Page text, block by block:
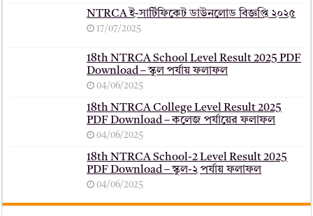
NTRCA ই-সার্টিফিকেট ডাউনলোড বিজ্ঞপ্তি ২০২৫
17/07/2025
18th NTRCA School Level Result 2025 PDF
Download – স্কুল পর্যায় ফলাফল
04/06/2025
18th NTRCA College Level Result 2025
PDF Download – কলেজ পর্যায়ের ফলাফল
04/06/2025
18th NTRCA School-2 Level Result 2025
PDF Download – স্কুল-২ পর্যায় ফলাফল
04/06/2025